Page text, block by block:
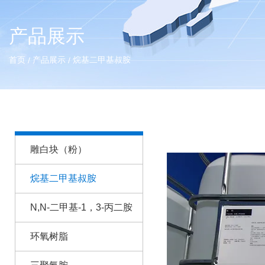
产品展示
首页 / 产品展示 / 烷基二甲基叔胺
雕白块（粉）
烷基二甲基叔胺
N,N-二甲基-1，3-丙二胺
环氧树脂